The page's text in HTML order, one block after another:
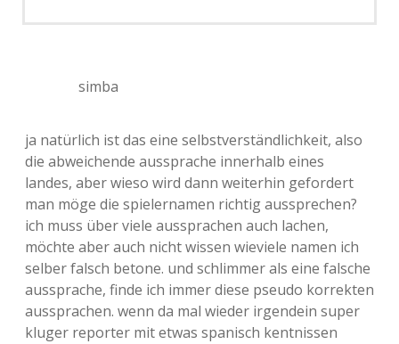
simba
ja natürlich ist das eine selbstverständlichkeit, also
die abweichende aussprache innerhalb eines
landes, aber wieso wird dann weiterhin gefordert
man möge die spielernamen richtig aussprechen?
ich muss über viele aussprachen auch lachen,
möchte aber auch nicht wissen wieviele namen ich
selber falsch betone. und schlimmer als eine falsche
aussprache, finde ich immer diese pseudo korrekten
aussprachen. wenn da mal wieder irgendein super
kluger reporter mit etwas spanisch kentnissen